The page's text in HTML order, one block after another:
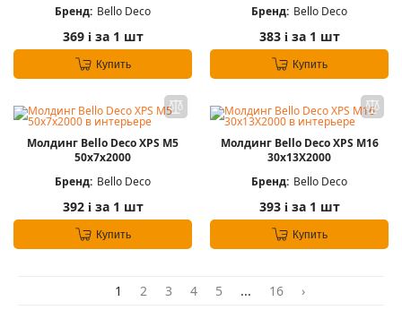
Бренд: Bello Deco
369 iза 1 шт
Купить
Бренд: Bello Deco
383 iза 1 шт
Купить
Молдинг Bello Deco XPS М5
50х7х2000
Бренд: Bello Deco
392 iза 1 шт
Купить
Молдинг Bello Deco XPS М16
30х13Х2000
Бренд: Bello Deco
393 iза 1 шт
Купить
1 2 3 4 5 ... 16 ›